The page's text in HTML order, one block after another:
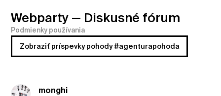
Webparty — Diskusné fórum
Podmienky používania
Zobraziť príspevky pohody #agenturapohoda
monghi